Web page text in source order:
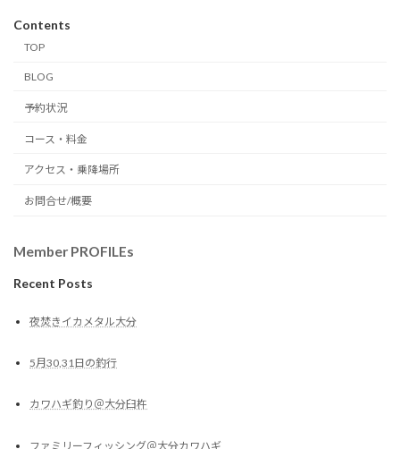
Contents
TOP
BLOG
予約状況
コース・料金
アクセス・乗降場所
お問合せ/概要
Member PROFILEs
Recent Posts
夜焚きイカメタル大分
5月30,31日の釣行
カワハギ釣り＠大分臼杵
ファミリーフィッシング＠大分カワハギ